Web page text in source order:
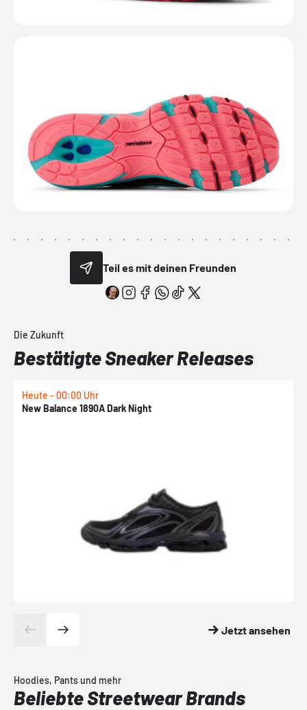
Teil es mit deinen Freunden
Die Zukunft
Bestätigte Sneaker Releases
Heute - 00:00 Uhr
New Balance 1890A Dark Night
Jetzt ansehen
Hoodies, Pants und mehr
Beliebte Streetwear Brands